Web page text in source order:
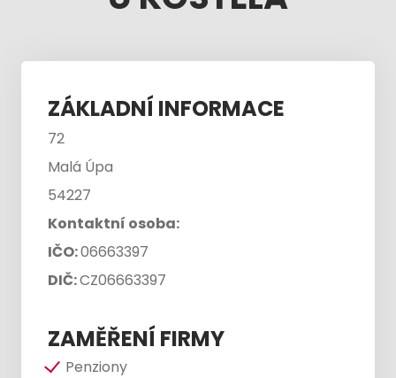
ZÁKLADNÍ INFORMACE
72
Malá Úpa
54227
Kontaktní osoba:
IČO:06663397
DIČ:CZ06663397
ZAMĚŘENÍ FIRMY
Penziony